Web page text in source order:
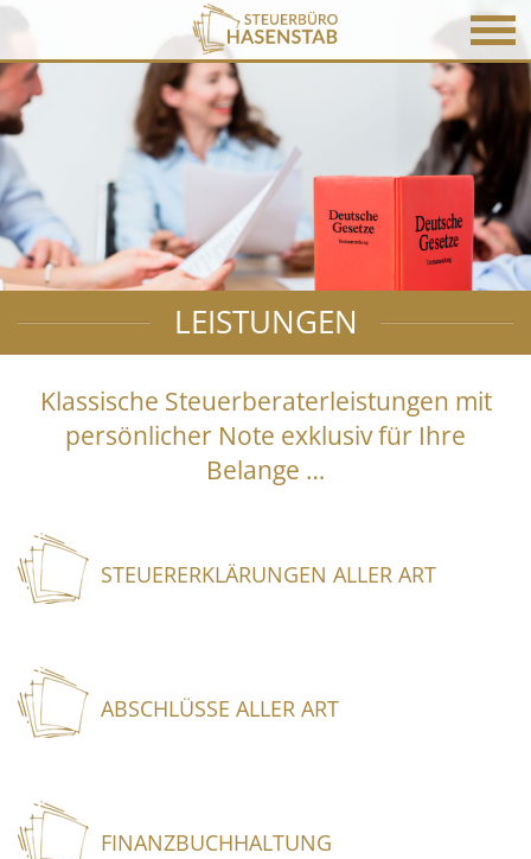
LEISTUNGEN
Klassische Steuerberaterleistungen mit
persönlicher Note exklusiv für Ihre
Belange …
STEUERERKLÄRUNGEN ALLER ART
ABSCHLÜSSE ALLER ART
FINANZBUCHHALTUNG